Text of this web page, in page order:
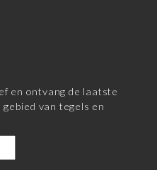
en ontvang de laatste
van tegels en